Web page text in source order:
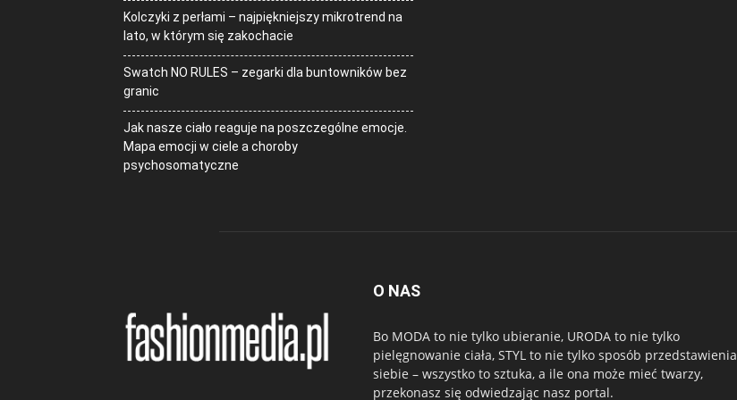
Kolczyki z perłami – najpiękniejszy mikrotrend na
lato, w którym się zakochacie
Swatch NO RULES – zegarki dla buntowników bez
granic
Jak nasze ciało reaguje na poszczególne emocje.
Mapa emocji w ciele a choroby
psychosomatyczne
O NAS
Bo MODA to nie tylko ubieranie, URODA to nie tylko
pielęgnowanie ciała, STYL to nie tylko sposób przedstawienia
siebie – wszystko to sztuka, a ile ona może mieć twarzy,
przekonasz się odwiedzając nasz portal.